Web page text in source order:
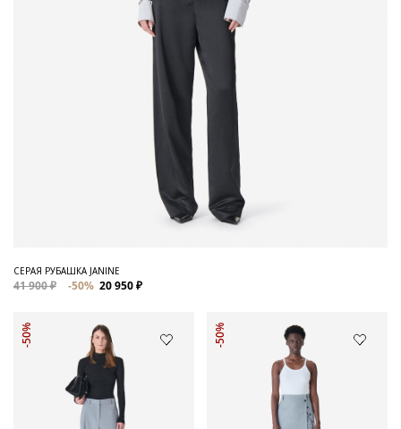
СЕРАЯ РУБАШКА JANINE
41 900 ₽ -50% 20 950 ₽
-50% -50%